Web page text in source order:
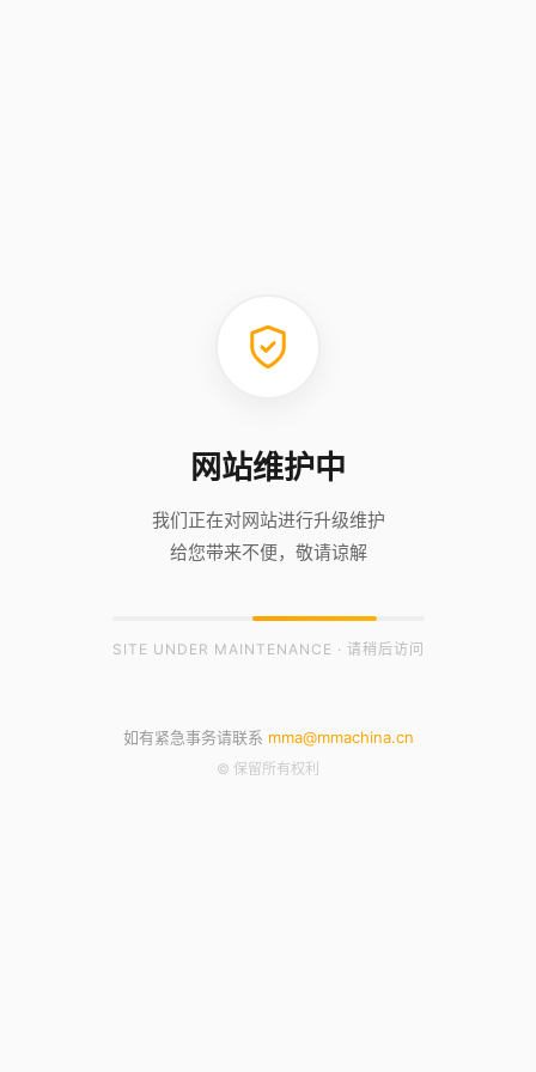
网站维护中
我们正在对网站进行升级维护
给您带来不便，敬请谅解
SITE UNDER MAINTENANCE · 请稍后访问
如有紧急事务请联系 mma@mmachina.cn
© 保留所有权利